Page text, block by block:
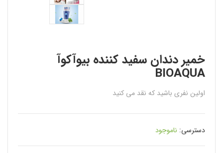
خمیر دندان سفید کننده بیوآکوآ
BIOAQUA
اولین نفری باشید که نقد می کنید
دسترسی: ناموجود